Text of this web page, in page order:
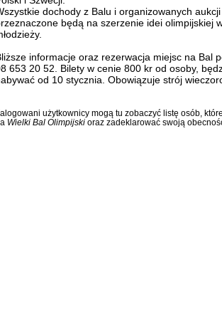
dochody z Balu i organizowanych
będą na szerzenie idei olimpijskiej
informacje oraz rezerwacja miejsc na Bal
653 20 52. Bilety w cenie 800 kr od osoby,
od 10 stycznia. Obowiązuje strój
użytkownicy mogą tu zobaczyć listę osób,
Wielki Bal Olimpijski oraz zadeklarować swoją